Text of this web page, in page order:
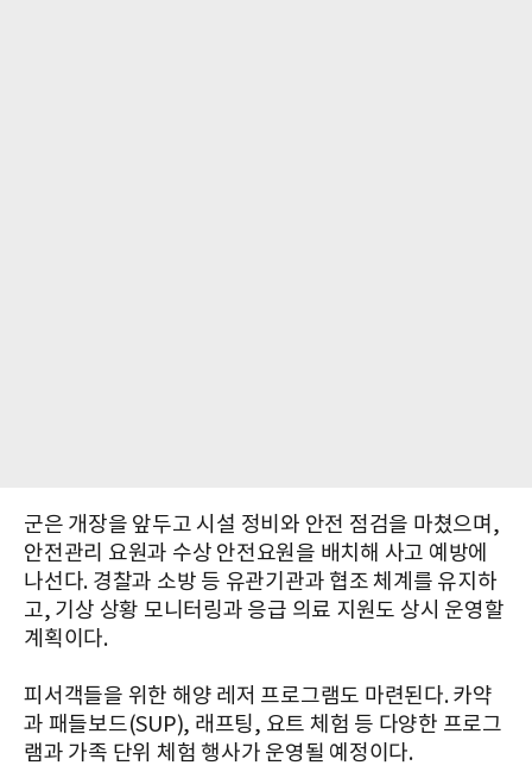
군은 개장을 앞두고 시설 정비와 안전 점검을 마쳤으며,
안전관리 요원과 수상 안전요원을 배치해 사고 예방에
나선다. 경찰과 소방 등 유관기관과 협조 체계를 유지하
고, 기상 상황 모니터링과 응급 의료 지원도 상시 운영할
계획이다.
피서객들을 위한 해양 레저 프로그램도 마련된다. 카약
과 패들보드(SUP), 래프팅, 요트 체험 등 다양한 프로그
램과 가족 단위 체험 행사가 운영될 예정이다.